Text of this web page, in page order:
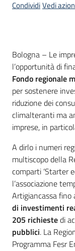
CondividiVedi
Contenuto
Bologna – Le
l’opportunità di
Fondo regionale
per sostenere
riduzione dei
climalteranti ma
imprese, in
A dirlo i numeri
multiscopo della
comparti ‘Starter
l’associazione
Artigiancassa fino
di investimenti
205 richiestedi
pubblici. La
Programma Fesr